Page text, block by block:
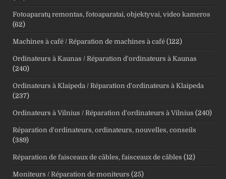
Fotoaparatų remontas, fotoaparatai, objektyvai, video kameros
(62)
Machines à café / Réparation de machines à café (122)
Ordinateurs à Kaunas / Réparation d'ordinateurs à Kaunas
(240)
Ordinateurs à Klaipeda / Réparation d'ordinateurs à Klaipeda
(237)
Ordinateurs à Vilnius / Réparation d'ordinateurs à Vilnius (240)
Réparation d'ordinateurs, ordinateurs, nouvelles, conseils
(389)
Réparation de faisceaux de câbles, faisceaux de câbles (12)
Moniteurs / Réparation de moniteurs (25)